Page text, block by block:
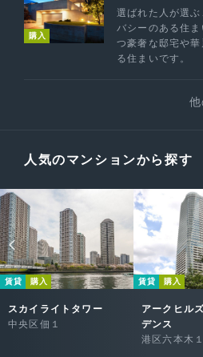
購入
選ばれた人が選
バシーのある住
つ豪奢な邸宅や
る住まいです。
人気のマンションから探す
賃貸 購入
スカイライトタワー
中央区佃１
賃貸 購入
アークヒル
デンス
港区六本木１